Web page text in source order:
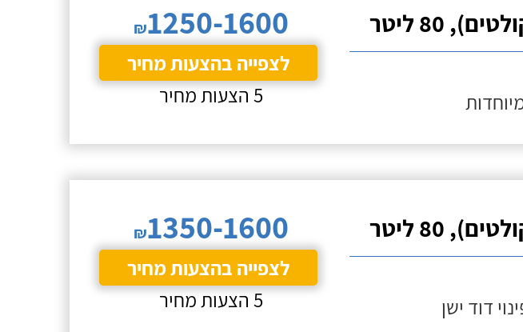
80 ליטר ₪1250-1600
לצפייה בהצעות מחיר
5 הצעות מחיר
80 ליטר
דוד ישן
₪1350-1600
לצפייה בהצעות מחיר
5 הצעות מחיר